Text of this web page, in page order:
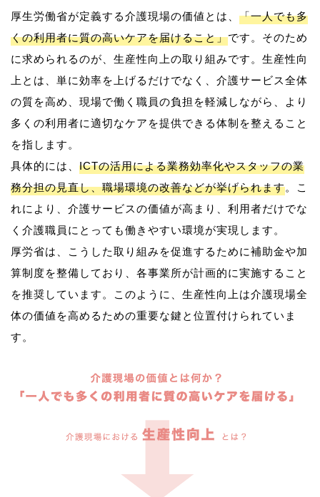
厚生労働省が定義する介護現場の価値とは、 「一人でも多
くの利用者に質の高いケアを届けること」です。そのため
に求められるのが、生産性向上の取り組みです。生産性向
上とは、単に効率を上げるだけでなく、介護サービス全体
の質を高め、現場で働く職員の負担を軽減しながら、より
多くの利用者に適切なケアを提供できる体制を整えること
を指します。
具体的には、 ICTの活用による業務効率化やスタッフの業
務分担の見直し、職場環境の改善などが挙げられます。こ
れにより、介護サービスの価値が高まり、利用者だけでな
く介護職員にとっても働きやすい環境が実現します。
厚労省は、こうした取り組みを促進するために補助金や加
算制度を整備しており、各事業所が計画的に実施すること
を推奨しています。このように、生産性向上は介護現場全
体の価値を高めるための重要な鍵と位置付けられていま